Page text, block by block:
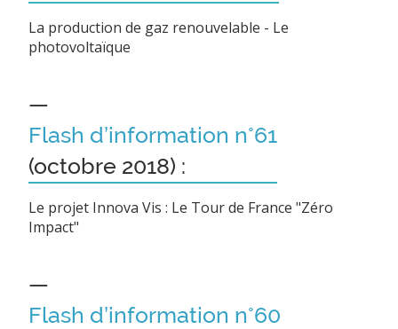
La production de gaz renouvelable - Le
photovoltaïque
—
Flash d’information n°61
(octobre 2018) :
Le projet Innova Vis : Le Tour de France "Zéro
Impact"
—
Flash d’information n°60